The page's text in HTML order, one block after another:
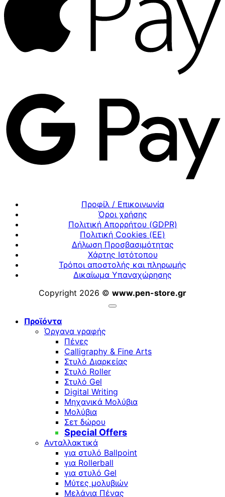
Προφίλ / Επικοινωνία
Όροι χρήσης
Πολιτική Απορρήτου (GDPR)
Πολιτική Cookies (ΕΕ)
Δήλωση Προσβασιμότητας
Χάρτης Ιστότοπου
Τρόποι αποστολής και πληρωμής
Δικαίωμα Υπαναχώρησης
Copyright 2026 © www.pen-store.gr
Προϊόντα
Όργανα γραφής
Πένες
Calligraphy & Fine Arts
Στυλό Διαρκείας
Στυλό Roller
Στυλό Gel
Digital Writing
Μηχανικά Μολύβια
Μολύβια
Σετ δώρου
Special Offers
Ανταλλακτικά
για στυλό Ballpoint
για Rollerball
για στυλό Gel
Μύτες μολυβιών
Μελάνια Πένας